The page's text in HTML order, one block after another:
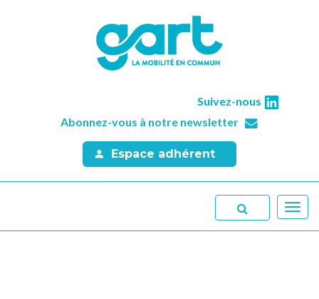
Suivez-nous
Abonnez-vous à notre newsletter
Espace adhérent